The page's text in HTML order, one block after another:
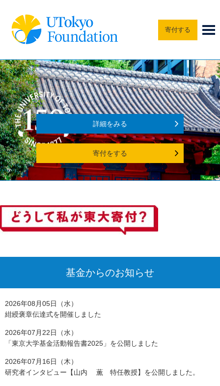
寄付する
詳細をみる
寄付をする
基金からのお知らせ
2026年08月05日（水）
紺綬褒章伝達式を開催しました
2026年07月22日（水）
「東京大学基金活動報告書2025」を公開しました
2026年07月16日（木）
研究者インタビュー【山内 薫 特任教授】を公開しました。